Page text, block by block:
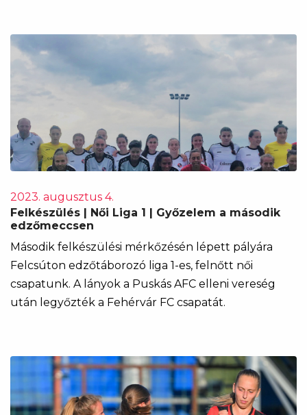
2023. augusztus 4.
Felkészülés | Női Liga 1 | Győzelem a második
edzőmeccsen
Második felkészülési mérkőzésén lépett pályára
Felcsúton edzőtáborozó liga 1-es, felnőtt női
csapatunk. A lányok a Puskás AFC elleni vereség
után legyőzték a Fehérvár FC csapatát.